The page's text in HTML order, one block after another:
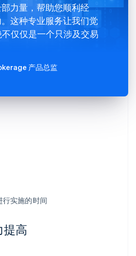
实施的时间
提高
力量，帮助您顺利经
这种专业服务让我们觉
仅仅是一个只涉及交易
产品总监